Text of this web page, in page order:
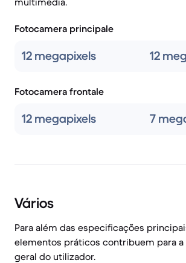
Fotocamera principale
12 megapixels 12
Fotocamera frontale
12 megapixels 7
Vários
Para além das especificações
elementos práticos contribuem para
geral do utilizador.